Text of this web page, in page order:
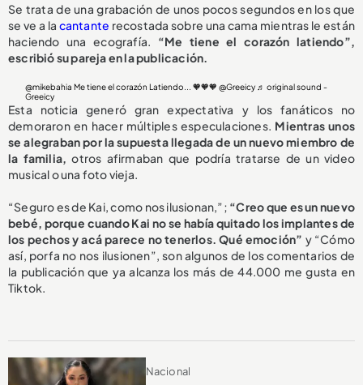
Se trata de una grabación de unos pocos segundos en los que
se ve a la cantante recostada sobre una cama mientras le están
haciendo una ecografía. “Me tiene el corazón latiendo”,
escribió su pareja en la publicación.
@mikebahia Me tiene el corazón Latiendo... 🧡🧡🧡 @Greeicy ♬ original sound -
Greeicy
Esta noticia generó gran expectativa y los fanáticos no
demoraron en hacer múltiples especulaciones. Mientras unos
se alegraban por la supuesta llegada de un nuevo miembro de
la familia,otros afirmaban que podría tratarse de un video
musical o una foto vieja.
“Seguro es de Kai, como nos ilusionan,”; “Creo que es un nuevo
bebé, porque cuando Kai no se había quitado los implantes de
los pechos y acá parece no tenerlos. Qué emoción” y “Cómo
así, porfa no nos ilusionen”, son algunos de los comentarios de
la publicación que ya alcanza los más de 44.000 me gusta en
Tiktok.
Nacional